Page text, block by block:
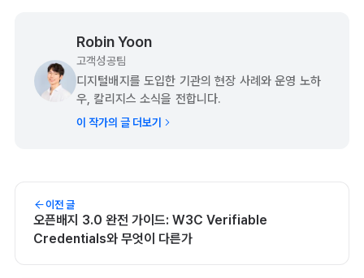
Robin Yoon
고객성공팀
디지털배지를 도입한 기관의 현장 사례와 운영 노하
우, 칼리지스 소식을 전합니다.
이 작가의 글 더보기
이전 글
오픈배지 3.0 완전 가이드: W3C Verifiable
Credentials와 무엇이 다른가